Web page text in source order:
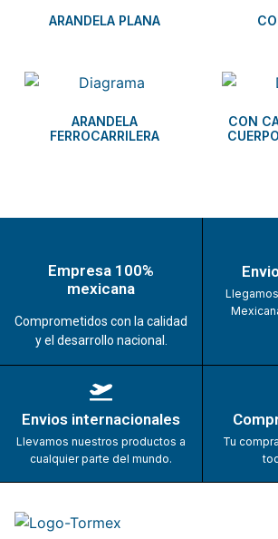
ARANDELA PLANA
ARANDELA
FERROCARRILERA
CON
Empresa 100%
mexicana
Comprometidos con la calidad
y el desarrollo nacional.
Envios internacionales
Llevamos nuestros productos a
cualquier parte del mundo.
Tu